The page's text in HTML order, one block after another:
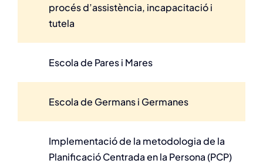
procés d’assistència, incapacitació i
tutela
Escola de Pares i Mares
Escola de Germans i Germanes
Implementació de la metodologia de la
Planificació Centrada en la Persona (PCP)